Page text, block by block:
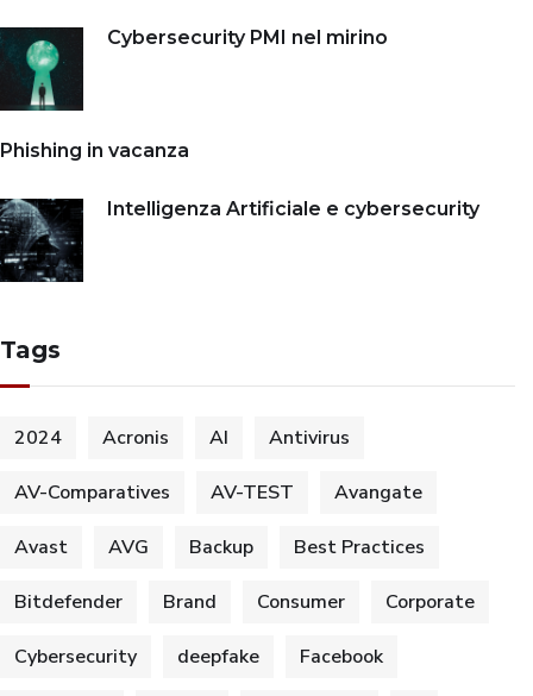
Cybersecurity PMI nel mirino
Phishing in vacanza
Intelligenza Artificiale e cybersecurity
Tags
2024 Acronis AI Antivirus
AV-Comparatives AV-TEST Avangate
Avast AVG Backup Best Practices
Bitdefender Brand Consumer Corporate
Cybersecurity deepfake Facebook